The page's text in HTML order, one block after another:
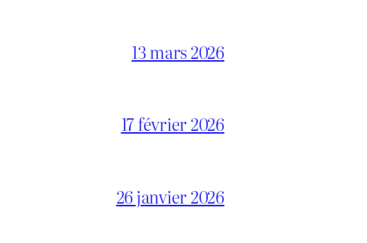
13 mars 2026
17 février 2026
26 janvier 2026